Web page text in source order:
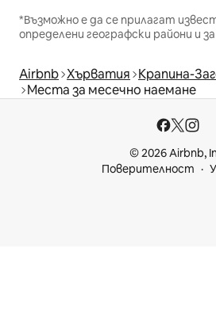
*Възможно е да се прилагат
определени географски райони и
Airbnb Хърватия Крапина-
Места за месечно наемане
© 2026 Airbnb,
Поверителност